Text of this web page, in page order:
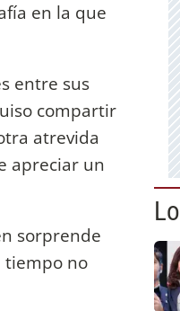
en la que
entre sus
compartir
atrevida
apreciar un
sorprende
tiempo no